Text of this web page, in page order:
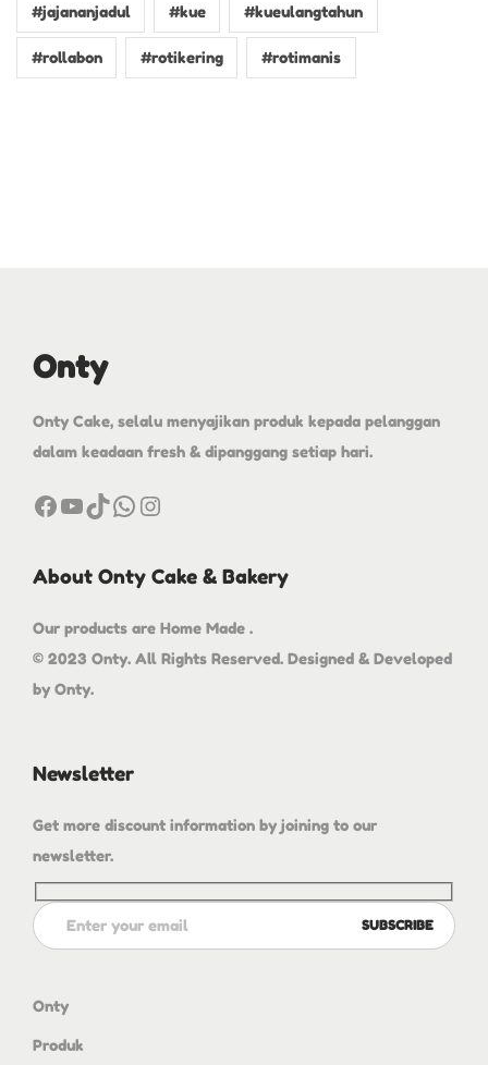
#jajananjadul #kue #kueulangtahun
#rollabon #rotikering #rotimanis
Onty
Onty Cake, selalu menyajikan produk kepada pelanggan
dalam keadaan fresh & dipanggang setiap hari.
About Onty Cake & Bakery
Our products are Home Made .
© 2023 Onty. All Rights Reserved. Designed & Developed
by Onty.
Newsletter
Get more discount information by joining to our
newsletter.
Onty
Produk